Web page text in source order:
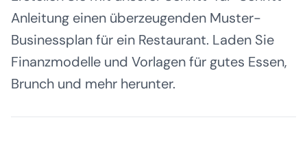
Anleitung einen überzeugenden Muster-
Businessplan für ein Restaurant. Laden Sie
Finanzmodelle und Vorlagen für gutes Essen,
Brunch und mehr herunter.